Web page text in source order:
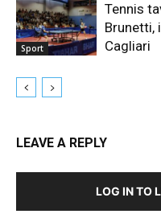
Sport
Tennis
Brunetti,
Cagliari
LEAVE A REPLY
LOG IN TO